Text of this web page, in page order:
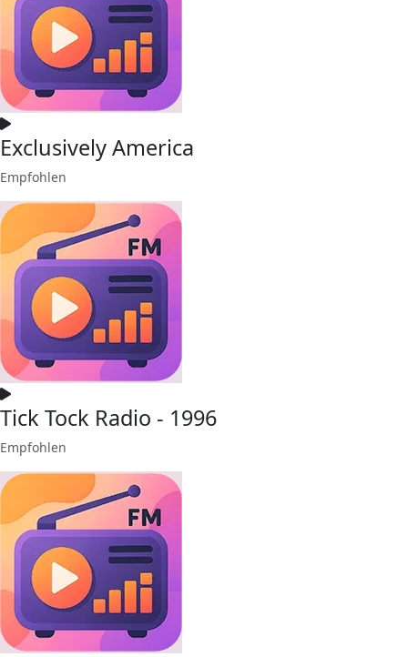
Exclusively America
Empfohlen
Tick Tock Radio - 1996
Empfohlen